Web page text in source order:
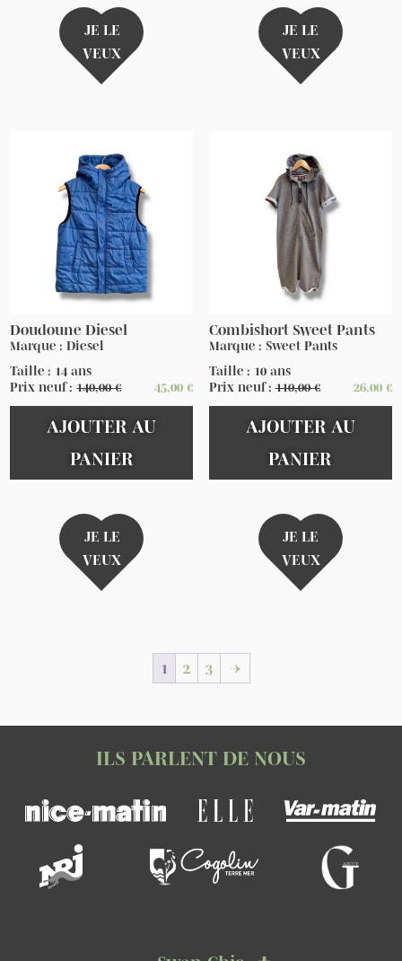
JE LE
VEUX
JE LE
VEUX
Doudoune Diesel
Marque : Diesel
Taille : 14 ans
Prix neuf :140,00€ 45,00 €
AJOUTER AU
PANIER
JE LE
VEUX
Combishort Sweet Pants
Marque : Sweet Pants
Taille : 10 ans
Prix neuf :110,00€ 26,00 €
AJOUTER AU
PANIER
JE LE
VEUX
1 2 3 →
ILS PARLENT DE NOUS